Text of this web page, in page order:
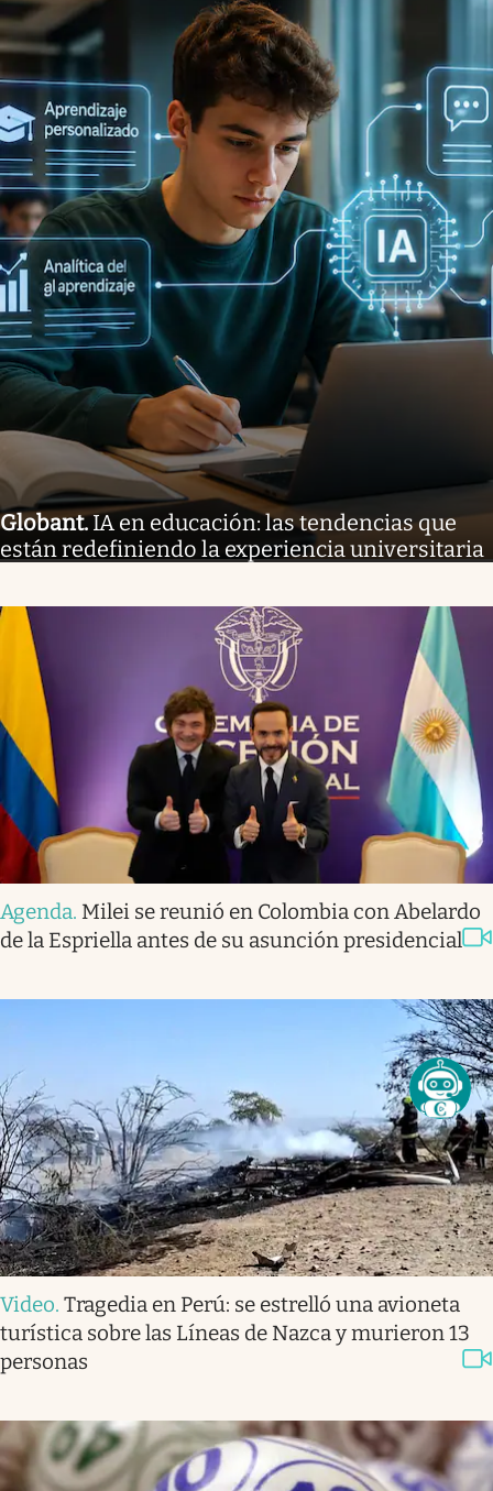
Globant.IA en educación: las tendencias que
están redefiniendo la experiencia universitaria
Agenda. Milei se reunió en Colombia con Abelardo
de la Espriella antes de su asunción presidencial
Video. Tragedia en Perú: se estrelló una avioneta
turística sobre las Líneas de Nazca y murieron 13
personas